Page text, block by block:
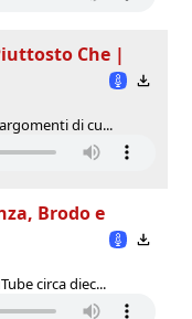
Che |
di cu...
Brodo e
circa diec...